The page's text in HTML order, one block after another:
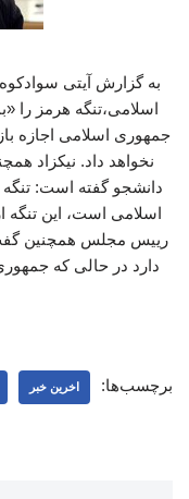
به گزارش آیتی
اسلامی،تنگه هرمز را
جمهوری اسلامی اجازه
نخواهد داد. نیکزاد
دانشجو گفته است:
اسلامی است، این تنگه
دارد در حالی که
برچسب‌ها: اخرین خبر